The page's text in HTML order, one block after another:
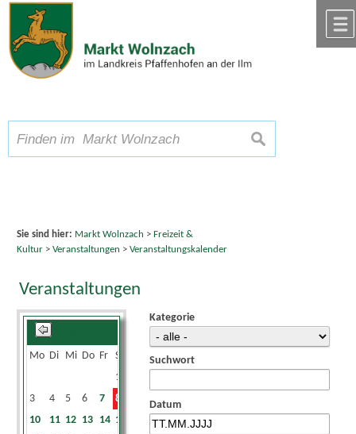
Zum Inhalt,zur Navigation
Schriftgröße A A A suchen
Sie sind hier: Markt Wolnzach > Freizeit &
Kultur> Veranstaltungen > Veranstaltungskalender
Veranstaltungen
Mo Di Mi Do Fr Sa
1
3
4 5 6 7 8
10
11 12 13 14 15
Kategorie
Suchwort
Datum